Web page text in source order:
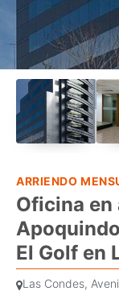
ARRIENDO
Oficina en
El Golf en
Las Condes,